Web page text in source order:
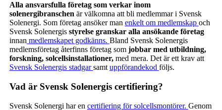
Alla ansvarsfulla företag som verkar inom
solenergibranschen är välkomna att bli medlemmar i Svensk
Solenergi. Som företag ansöker man enkelt om medlemskap och
Svensk Solenergis styrelse granskar alla ansökande företag
innan medlemskapet godkänns. Bland Svensk Solenergis
medlemsföretag återfinns företag som jobbar med utbildning,
forskning, solcellsinstallationer, med mera. Det är ett krav att
Svensk Solenergis stadgarsamt uppförandekod följs.
Vad är Svensk Solenergis certifiering?
Svensk Solenergi har en certifiering för solcellsmontörer. Genom